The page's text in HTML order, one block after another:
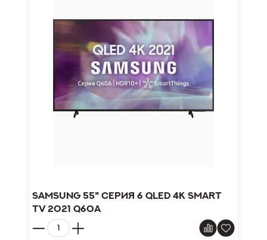
Samsung 55" серия 6 QLED 4K Smart
TV 2021 Q60A